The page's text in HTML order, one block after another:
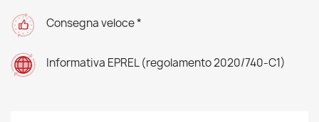
Consegna veloce *
Informativa EPREL (regolamento 2020/740-C1)